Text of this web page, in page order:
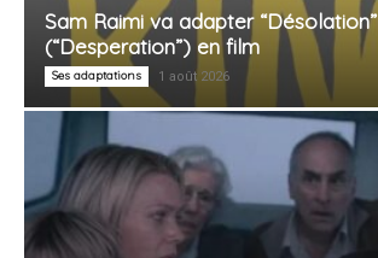
Sam Raimi va adapter “Désolation”
(“Desperation”) en film
Ses adaptations 1 août 2026